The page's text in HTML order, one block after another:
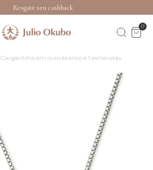
Resgate seu cashback
0
Gargantilha em ouro branco e 1 esmeralda